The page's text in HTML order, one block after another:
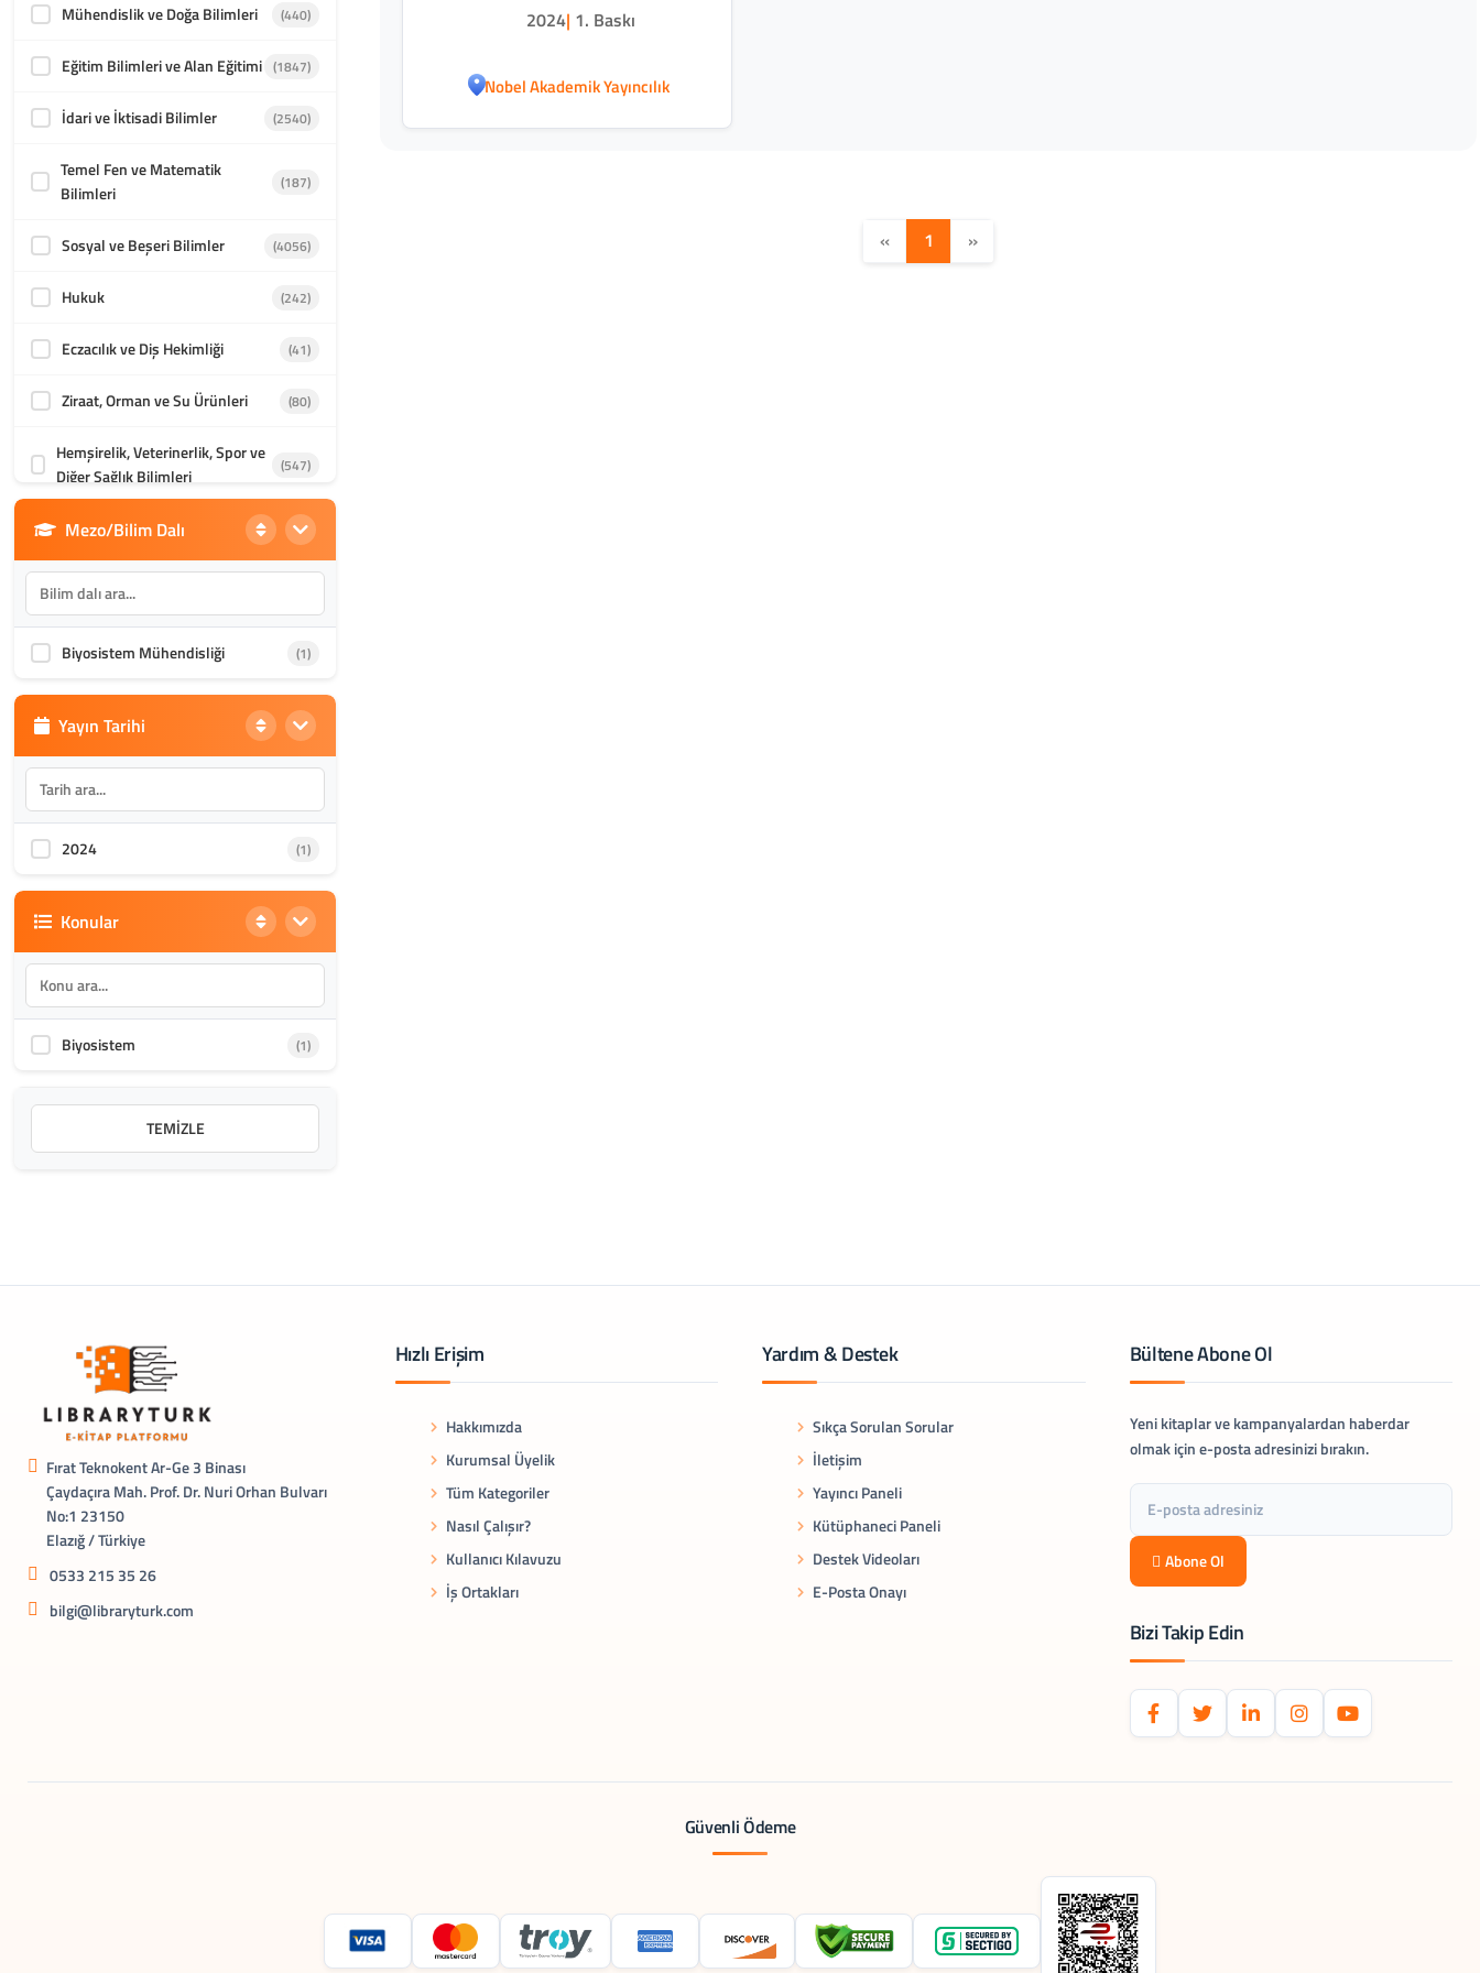
Mühendislik ve Doğa Bilimleri (440)
Eğitim Bilimleri ve Alan Eğitimi (1847)
İdari ve İktisadi Bilimler (2540)
Temel Fen ve Matematik
Bilimleri
(187)
Sosyal ve Beşeri Bilimler (4056)
Hukuk (242)
Eczacılık ve Diş Hekimliği (41)
Ziraat, Orman ve Su Ürünleri (80)
Hemşirelik, Veterinerlik, Spor ve
Diğer Sağlık Bilimleri
(547)
Din Bilimleri (1985)
İletişim, Mimarlık ve Güzel
Sanatlar
Akademik Kültür (1587)
Mezo/Bilim Dalı
Biyosistem Mühendisliği (1)
Yayın Tarihi
2024 (1)
Konular
Biyosistem (1)
TEMIZLE
2024| 1. Baskı
Nobel Akademik Yayıncılık
« 1 »
Fırat Teknokent Ar-Ge 3 Binası
Çaydaçıra Mah. Prof. Dr. Nuri Orhan Bulvarı
No:1 23150
Elazığ / Türkiye
0533 215 35 26
bilgi@libraryturk.com
Hızlı Erişim
Hakkımızda
Kurumsal Üyelik
Tüm Kategoriler
Nasıl Çalışır?
Kullanıcı Kılavuzu
İş Ortakları
Yardım & Destek
Sıkça Sorulan Sorular
İletişim
Yayıncı Paneli
Kütüphaneci Paneli
Destek Videoları
E-Posta Onayı
Bültene Abone Ol
Yeni kitaplar ve kampanyalardan haberdar
olmak için e-posta adresinizi bırakın.
Abone Ol
Bizi Takip Edin
Güvenli Ödeme